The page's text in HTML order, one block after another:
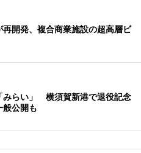
開発、複合商業施設の超高層ビ
みらい」 横須賀新港で退役記念
般公開も